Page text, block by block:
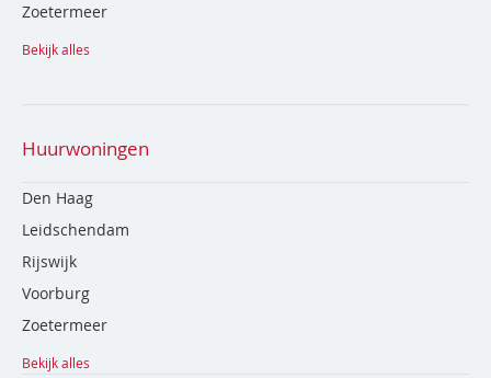
Zoetermeer
Bekijk alles
Huurwoningen
Den Haag
Leidschendam
Rijswijk
Voorburg
Zoetermeer
Bekijk alles